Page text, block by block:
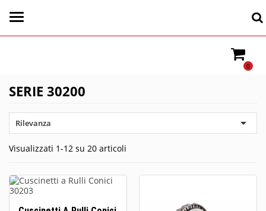
0
SERIE 30200
Rilevanza 
Visualizzati 1-12 su 20 articoli